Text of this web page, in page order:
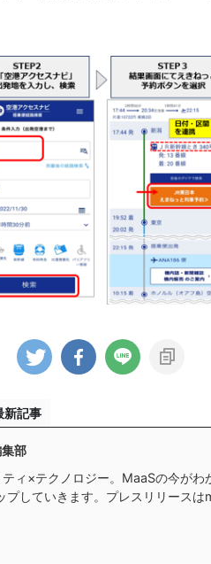
新記事
部
ィ×テクノロジー。MaaSの今がわ
プしていきます。プレスリリース